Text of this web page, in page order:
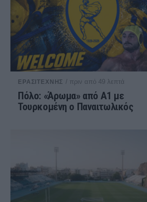
ΕΡΑΣΙΤΕΧΝΗΣ / πριν από 49 λεπτά
Πόλο: «Άρωμα» από Α1 με
Τουρκομένη ο Παναιτωλικός